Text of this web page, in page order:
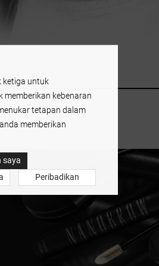
ketiga untuk
memberikan kebenaran
tetapan dalam
memberikan
saya
Peribadikan